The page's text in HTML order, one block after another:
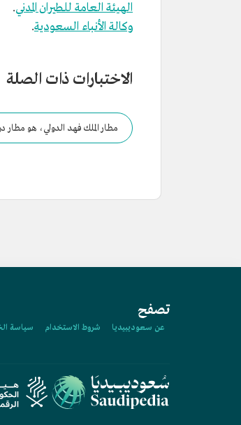
الهيئة العامة للطيران المدني.
وكالة الأنباء السعودية.
الاختبارات ذات الصلة
مطار الملك فهد الدولي، هو مطار
تصفح
عن سعوديبيديا شروط الاستخدام سياسة